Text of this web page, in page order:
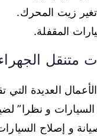
تغير زيت المحرك.
المقفلة.
متنقل
العديدة
و نظرا”
و إصلاح